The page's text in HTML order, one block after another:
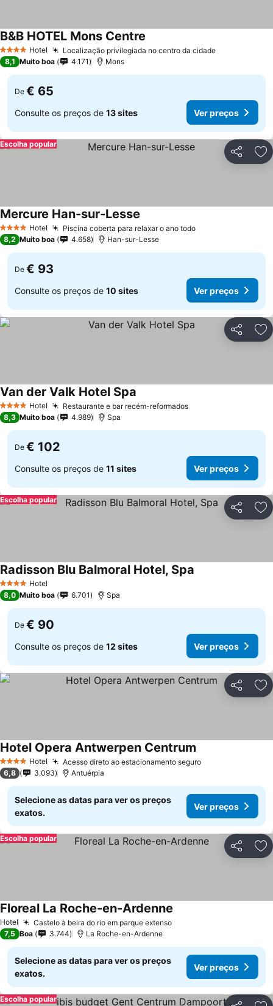
4 EstrelasHotel Localização privilegiada no centro da cidade
B&B HOTEL Mons Centre
8,1 Muito boa 4.171 Mons
De € 65
Consulte os preços de 13 sites Ver preços
Partilhar
Escolha popular
4 EstrelasHotel Piscina coberta para relaxar o ano todo
Mercure Han-sur-Lesse
8,2 Muito boa 4.658 Han-sur-Lesse
De € 93
Consulte os preços de 10 sites Ver preços
Partilhar
4 EstrelasHotel Restaurante e bar recém-reformados
Van der Valk Hotel Spa
8,3 Muito boa 4.989 Spa
De € 102
Consulte os preços de 11 sites Ver preços
Partilhar
Escolha popular
4 EstrelasHotel
Radisson Blu Balmoral Hotel, Spa
8,0 Muito boa 6.701 Spa
De € 90
Consulte os preços de 12 sites Ver preços
Partilhar
4 EstrelasHotel Acesso direto ao estacionamento seguro
Hotel Opera Antwerpen Centrum
6,8 3.093 Antuérpia
Selecione as datas para ver os preços
exatos.
Ver preços
Partilhar
Escolha popular
Hotel Castelo à beira do rio em parque extenso
Floreal La Roche-en-Ardenne
7,5 Boa 3.744 La Roche-en-Ardenne
Selecione as datas para ver os preços
exatos.
Ver preços
Escolha popular